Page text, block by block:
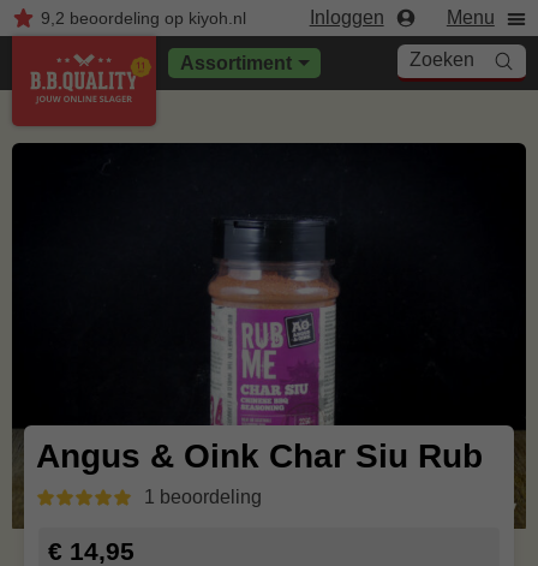
9,2 beoordelingop kiyoh.nl Inloggen Menu
Assortiment Zoeken
Angus & Oink Char Siu Rub
1 beoordeling
€ 14,95